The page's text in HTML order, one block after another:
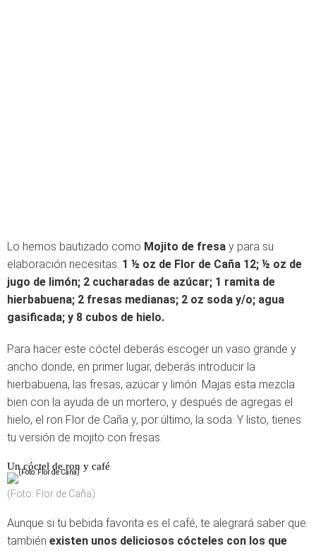
Lo hemos bautizado como Mojito de fresa y para su
elaboración necesitas: 1 ½ oz de Flor de Caña 12; ½ oz de
jugo de limón; 2 cucharadas de azúcar; 1 ramita de
hierbabuena; 2 fresas medianas; 2 oz soda y/o; agua
gasificada; y 8 cubos de hielo.
Para hacer este cóctel deberás escoger un vaso grande y
ancho donde, en primer lugar, deberás introducir la
hierbabuena, las fresas, azúcar y limón. Majas esta mezcla
bien con la ayuda de un mortero, y después de agregas el
hielo, el ron Flor de Caña y, por último, la soda. Y listo, tienes
tu versión de mojito con fresas.
Un cóctel de ron y café
(Foto: Flor de Caña)
Aunque si tu bebida favorita es el café, te alegrará saber que
también existen unos deliciosos cócteles con los que